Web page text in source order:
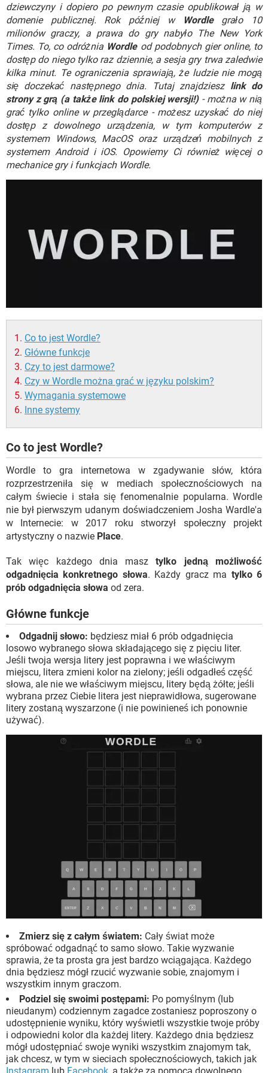
WINDOWS 10
dziewczyny i dopiero po pewnym czasie opublikował ją w
domenie publicznej. Rok później w
Wordlegrało 10
milionów graczy, a prawa do gry nabyło The New York
Times. To, co odróżnia Wordleod podobnych gier online, to
dostęp do niego tylko raz dziennie, a sesja gry trwa zaledwie
kilka minut. Te ograniczenia sprawiają, że ludzie nie mogą
się doczekać następnego dnia. Tutaj znajdziesz link do
strony z grą (a także link do polskiej wersji!)- można w nią
grać tylko online w przeglądarce - możesz uzyskać do niej
dostęp z dowolnego urządzenia, w tym komputerów z
systemem Windows, MacOS oraz urządzeń mobilnych z
systemem Android i iOS. Opowiemy Ci również więcej o
mechanice gry i funkcjach Wordle.
Co to jest Wordle?
Główne funkcje
Czy to jest darmowe?
Czy w Wordle można grać w języku polskim?
Wymagania systemowe
Inne systemy
Co to jest Wordle?
Wordle to gra internetowa w zgadywanie słów, która
rozprzestrzeniła się w mediach społecznościowych na
całym świecie i stała się fenomenalnie popularna. Wordle
nie był pierwszym udanym doświadczeniem Josha Wardle'a
w Internecie: w 2017 roku stworzył społeczny projekt
artystyczny o nazwie Place.
Tak więc każdego dnia masztylko jedną możliwość
odgadnięcia konkretnego słowa. Każdy gracz ma tylko 6
prób odgadnięcia słowa od zera.
Główne funkcje
Odgadnij słowo: będziesz miał 6 prób odgadnięcia
losowo wybranego słowa składającego się z pięciu liter.
Jeśli twoja wersja litery jest poprawna i we właściwym
miejscu, litera zmieni kolor na zielony; jeśli odgadłeś część
słowa, ale nie we właściwym miejscu, litery będą żółte; jeśli
wybrana przez Ciebie litera jest nieprawidłowa, sugerowane
litery zostaną wyszarzone (i nie powinieneś ich ponownie
używać).
Zmierz się z całym światem: Cały świat może
spróbować odgadnąć to samo słowo. Takie wyzwanie
sprawia, że ​​ta prosta gra jest bardzo wciągająca. Każdego
dnia będziesz mógł rzucić wyzwanie sobie, znajomym i
wszystkim innym graczom.
Podziel się swoimi postępami: Po pomyślnym (lub
nieudanym) codziennym zagadce zostaniesz poproszony o
udostępnienie wyniku, który wyświetli wszystkie twoje próby
i odpowiedni kolor dla każdej litery. Każdego dnia będziesz
mógł udostępniać swoje wyniki wszystkim znajomym tak,
jak chcesz, w tym w sieciach społecznościowych, takich jak